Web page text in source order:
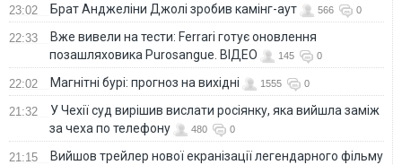
23:02 Брат Анджеліни Джолі зробив камінг-аут 566 0
22:33
Вже вивели на тести: Ferrari готує оновлення
позашляховика Purosangue. ВІДЕО
145 0
22:02 Магнітні бурі: прогноз на вихідні 1555 0
21:32
У Чехії суд вирішив вислати росіянку, яка вийшла заміж
за чеха по телефону
480 0
21:15
Вийшов трейлер нової екранізації легендарного фільму